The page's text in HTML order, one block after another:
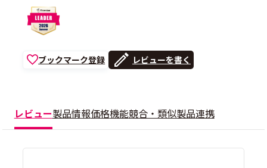
ブックマーク登録 レビューを書く
レビュー製品情報価格機能競合・類似製品連携